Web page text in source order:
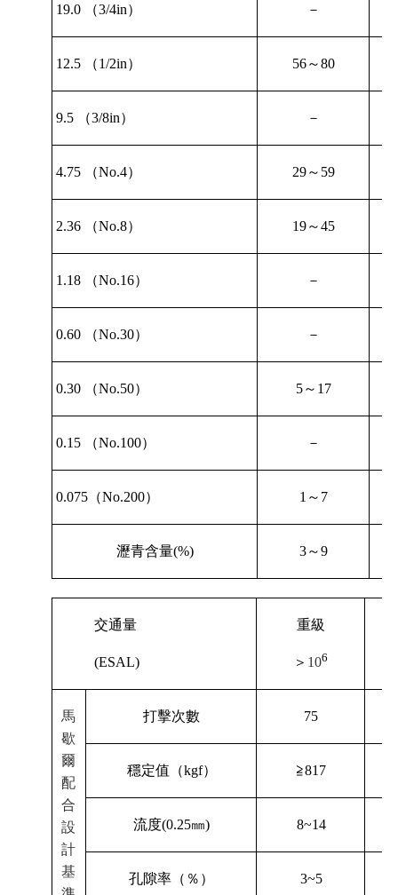
19.0 （3/4in） －
12.5 （1/2in） 56～80
9.5 （3/8in） －
4.75 （No.4） 29～ 59
2.36 （No.8） 19～45
1.18 （No.16） －
0.60 （No.30） －
0.30 （No.50） 5～ 17
0.15 （No.100） －
0.075（No.200） 1 ～ 7
瀝青含量(%) 3～9
交通量
(ESAL)
重級
＞ 106
馬
歇
爾
配
合
設
計
基
打擊次數 75
穩定值（kgf） ≧817
流度(0.25㎜) 8~14
孔隙率（％） 3~5